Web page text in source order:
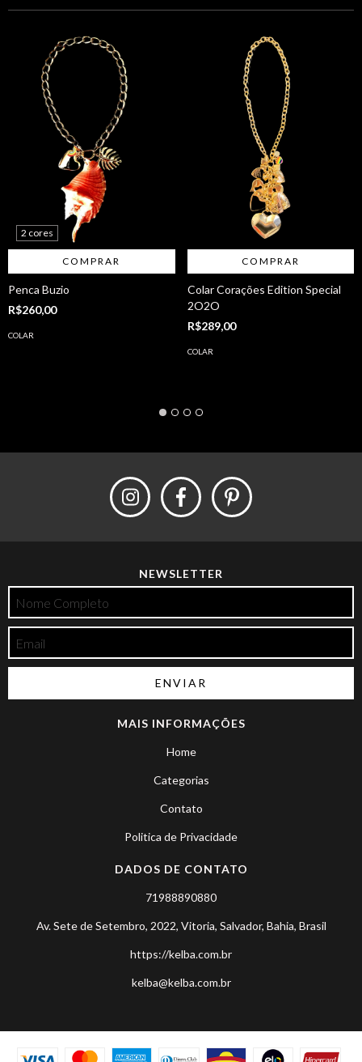
2 cores
COMPRAR
Penca Buzio
R$260,00
COLAR
COMPRAR
Colar Corações Edition Special
2O2O
R$289,00
COLAR
NEWSLETTER
MAIS INFORMAÇÕES
Home
Categorias
Contato
Politica de Privacidade
DADOS DE CONTATO
71988890880
Av. Sete de Setembro, 2022, Vitoria, Salvador, Bahia, Brasil
https://kelba.com.br
kelba@kelba.com.br